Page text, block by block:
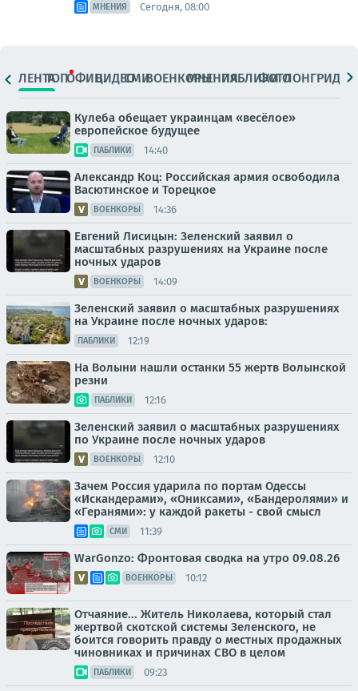
МНЕНИЯ Сегодня, 08:00
ЛЕНТАТОПОФИЦ.ВИДЕОСМИВОЕНКОРЫМНЕНИЯПАБЛИКИ
ФОТОЛОНГРИДЫ
Кулеба обещает украинцам «весёлое»
европейское будущее
ПАБЛИКИ 14:40
Александр Коц: Российская армия освободила
Васютинское и Торецкое
ВОЕНКОРЫ 14:36
Евгений Лисицын: Зеленский заявил о
масштабных разрушениях на Украине после
ночных ударов
ВОЕНКОРЫ 14:09
Зеленский заявил о масштабных разрушениях
на Украине после ночных ударов:
ПАБЛИКИ 12:19
На Волыни нашли останки 55 жертв Волынской
резни
ПАБЛИКИ 12:16
Зеленский заявил о масштабных разрушениях
по Украине после ночных ударов
ВОЕНКОРЫ 12:10
Зачем Россия ударила по портам Одессы
«Искандерами», «Ониксами», «Бандеролями» и
«Геранями»: у каждой ракеты - свой смысл
СМИ 11:39
WarGonzo: Фронтовая сводка на утро 09.08.26
ВОЕНКОРЫ 10:12
Отчаяние... Житель Николаева, который стал
жертвой скотской системы Зеленского, не
боится говорить правду о местных продажных
чиновниках и причинах СВО в целом
ПАБЛИКИ 09:23